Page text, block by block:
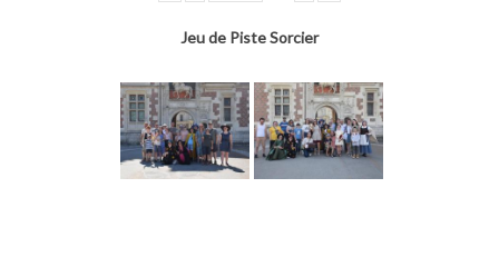
Jeu de Piste Sorcier